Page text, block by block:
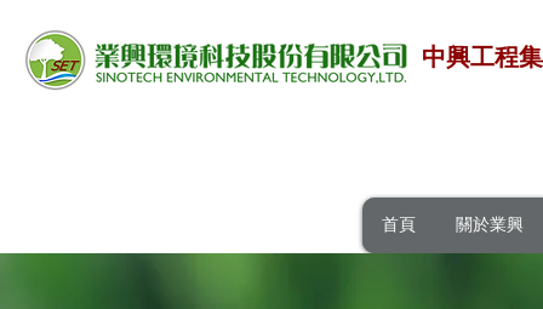
中興工程
首頁 關於業興